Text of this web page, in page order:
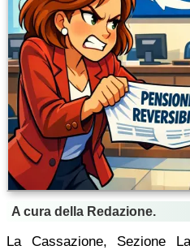
A cura della Redazione.
La Cassazione, Sezione